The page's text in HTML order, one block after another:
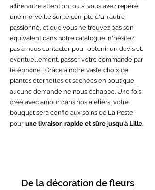
attiré votre attention, ou si vous avez repéré
une merveille sur le compte d'un autre
passionné, et que vous ne trouvez pas son
équivalent dans notre catalogue, n'hésitez
pas à nous contacter pour obtenir un devis et,
éventuellement, passer votre commande par
téléphone ! Grâce à notre vaste choix de
plantes éternelles et séchées en boutique,
aucune demande ne nous échappe. Une fois
créé avec amour dans nos ateliers, votre
bouquet sera confié aux soins de La Poste
pour une livraison rapide et sûre jusqu'à Lille.
De la décoration de fleurs